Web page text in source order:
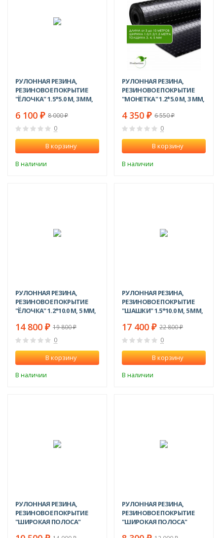
РУЛОННАЯ РЕЗИНА,
РЕЗИНОВОЕ ПОКРЫТИЕ
"ЁЛОЧКА" 1.5*5.0 М, 3 ММ,
6 100 ₽ 8 000₽
0
В корзину
В наличии
РУЛОННАЯ РЕЗИНА,
РЕЗИНОВОЕ ПОКРЫТИЕ
"МОНЕТКА" 1.2*5.0 М, 3 ММ,
4 350 ₽ 6 550₽
0
В корзину
В наличии
РУЛОННАЯ РЕЗИНА,
РЕЗИНОВОЕ ПОКРЫТИЕ
"ЁЛОЧКА" 1.2*10.0 М, 5 ММ,
14 800 ₽ 19 800₽
0
В корзину
В наличии
РУЛОННАЯ РЕЗИНА,
РЕЗИНОВОЕ ПОКРЫТИЕ
"ШАШКИ" 1.5*10.0 М, 5 ММ,
17 400 ₽ 22 800₽
0
В корзину
В наличии
РУЛОННАЯ РЕЗИНА,
РЕЗИНОВОЕ ПОКРЫТИЕ
"ШИРОКАЯ ПОЛОСА"
РУЛОННАЯ РЕЗИНА,
РЕЗИНОВОЕ ПОКРЫТИЕ
"ШИРОКАЯ ПОЛОСА"